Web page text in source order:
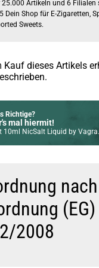
25.000 Artikeln und 6 Filialen
Dein Shop für E-Zigaretten,
Sweets.
Kauf dieses Artikels
Richtige?
mal hiermit!
NicSalt Liquid by Vagrand 10ml / 20mg
(EG)
2008